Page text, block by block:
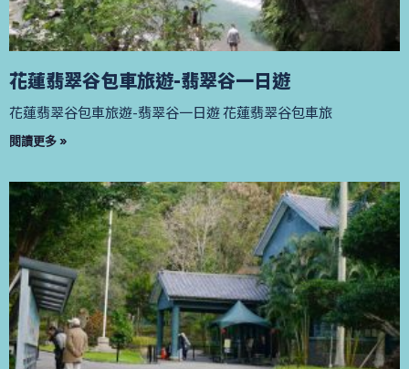
花蓮翡翠谷包車旅遊-翡翠谷一日遊
花蓮翡翠谷包車旅遊-翡翠谷一日遊 花蓮翡翠谷包車旅
閱讀更多 »